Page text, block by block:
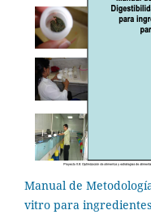
Manual de
vitro para